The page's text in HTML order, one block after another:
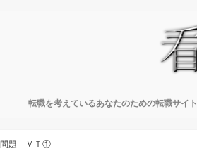
転職を考えているあなたのための転職サイ
問題 ＶＴ①